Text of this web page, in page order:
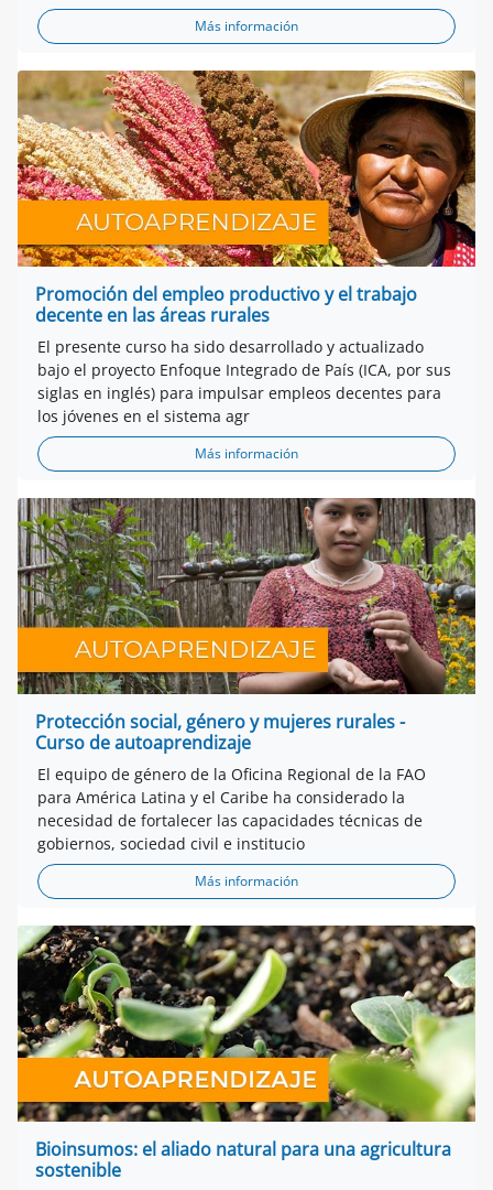
Más información
Promoción del empleo productivo y el trabajo
decente en las áreas rurales
El presente curso ha sido desarrollado y actualizado
bajo el proyecto Enfoque Integrado de País (ICA, por sus
siglas en inglés) para impulsar empleos decentes para
los jóvenes en el sistema agr
Más información
Protección social, género y mujeres rurales -
Curso de autoaprendizaje
El equipo de género de la Oficina Regional de la FAO
para América Latina y el Caribe ha considerado la
necesidad de fortalecer las capacidades técnicas de
gobiernos, sociedad civil e institucio
Más información
Bioinsumos: el aliado natural para una agricultura
sostenible